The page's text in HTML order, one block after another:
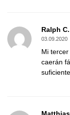
Ralph C.
03.09.2020
Mi
caerán